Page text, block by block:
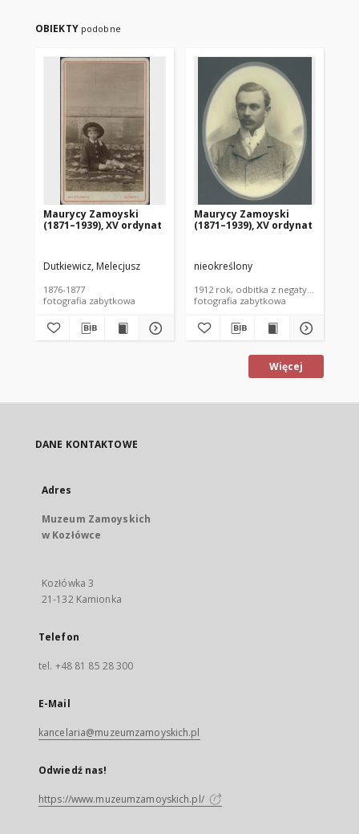
OBIEKTY podobne
Maurycy Zamoyski
(1871–1939), XV ordynat
Dutkiewicz, Melecjusz
1876-1877
fotografia zabytkowa
Maurycy Zamoyski
(1871–1939), XV ordynat
nieokreślony
1912 rok, odbitka z negatywu z ok.
fotografia zabytkowa
Więcej
DANE KONTAKTOWE
Adres
Muzeum Zamoyskich
w Kozłówce
Kozłówka 3
21-132 Kamionka
Telefon
tel. +48 81 85 28 300
E-Mail
kancelaria@muzeumzamoyskich.pl
Odwiedź nas!
https://www.muzeumzamoyskich.pl/